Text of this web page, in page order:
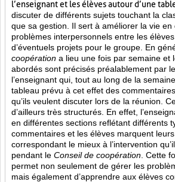
l’enseignant et les élèves autour d’une
discuter de différents sujets touchant la
que sa gestion. Il sert à améliorer la vie
problèmes interpersonnels entre les
d’éventuels projets pour le groupe. En
coopération a lieu une fois par semaine et
abordés sont précisés préalablement par
l’enseignant qui, tout au long de la
tableau prévu à cet effet des
qu’ils veulent discuter lors de la réunion.
d’ailleurs très structurés. En effet,
en différentes sections reflétant différents
commentaires et les élèves marquent
correspondant le mieux à l’intervention
pendant le Conseil de coopération . Cette
permet non seulement de gérer les
mais également d’apprendre aux élèves